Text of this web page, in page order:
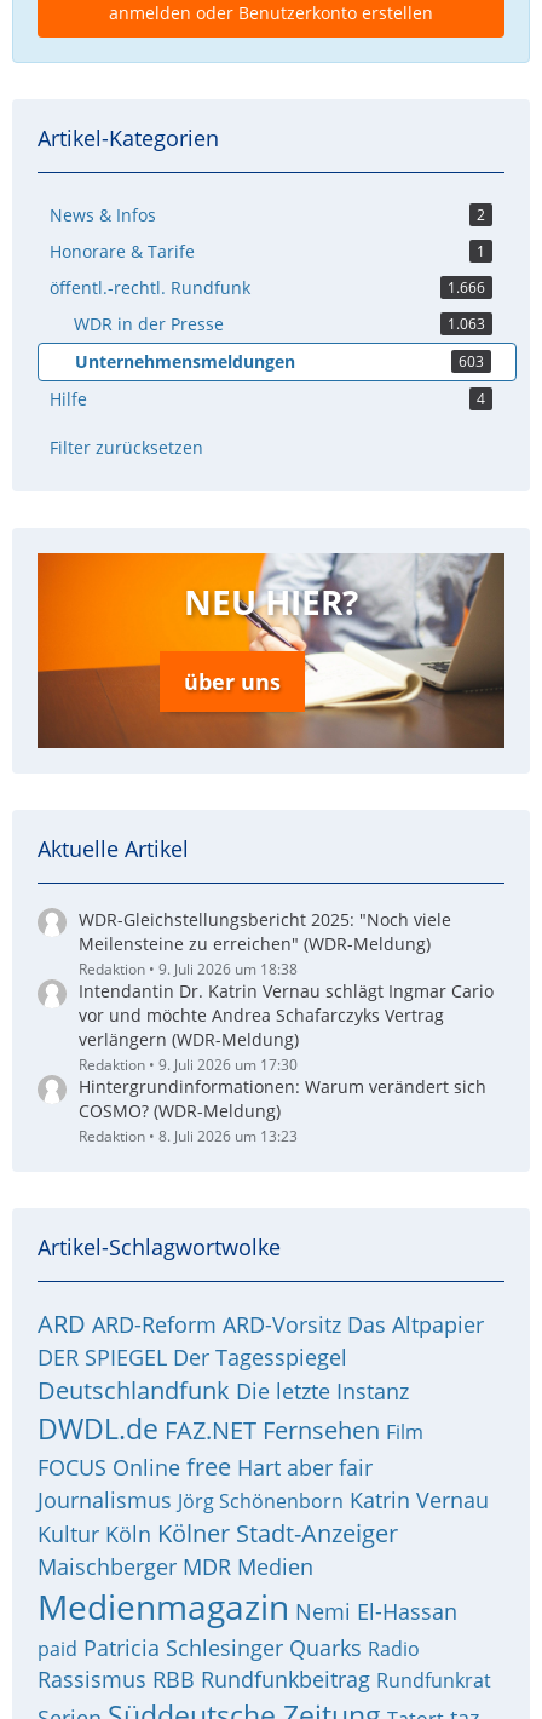
anmelden oder Benutzerkonto erstellen
Artikel-Kategorien
News & Infos 2
Honorare & Tarife 1
öffentl.-rechtl. Rundfunk 1.666
WDR in der Presse 1.063
Unternehmensmeldungen 603
Hilfe 4
Filter zurücksetzen
NEU HIER?
über uns
Aktuelle Artikel
WDR-Gleichstellungsbericht 2025: "Noch viele
Meilensteine zu erreichen" (WDR-Meldung)
Redaktion 9. Juli 2026 um 18:38
Intendantin Dr. Katrin Vernau schlägt Ingmar Cario
vor und möchte Andrea Schafarczyks Vertrag
verlängern (WDR-Meldung)
Redaktion 9. Juli 2026 um 17:30
Hintergrundinformationen: Warum verändert sich
COSMO? (WDR-Meldung)
Redaktion 8. Juli 2026 um 13:23
Artikel-Schlagwortwolke
ARD ARD-Reform ARD-Vorsitz Das Altpapier
DER SPIEGEL Der Tagesspiegel
Deutschlandfunk Die letzte Instanz
DWDL.de FAZ.NET Fernsehen Film
FOCUS Online free Hart aber fair
Journalismus Jörg Schönenborn Katrin Vernau
Kultur Köln Kölner Stadt-Anzeiger
Maischberger MDR Medien
Medienmagazin Nemi El-Hassan
paid Patricia Schlesinger Quarks Radio
Rassismus RBB Rundfunkbeitrag Rundfunkrat